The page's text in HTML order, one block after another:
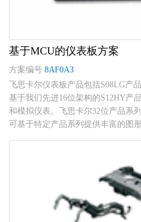
基于MCU的仪表板方案
方案编号 8AF0A3
飞思卡尔仪表板产品包括S08LG产
基于我们先进16位架构的S12HY产
和模拟仪表。飞思卡尔32位产品系
可基于特定产品系列提供丰富的图